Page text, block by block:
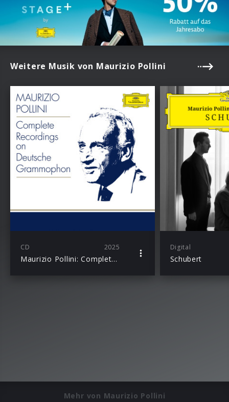
Weitere Musik von Maurizio Pollini
CD 2025
Maurizio Pollini: Complete Recordings on Deutsche Grammophon (Extended edition)
Digital
Schubert
Mehr von Maurizio Pollini